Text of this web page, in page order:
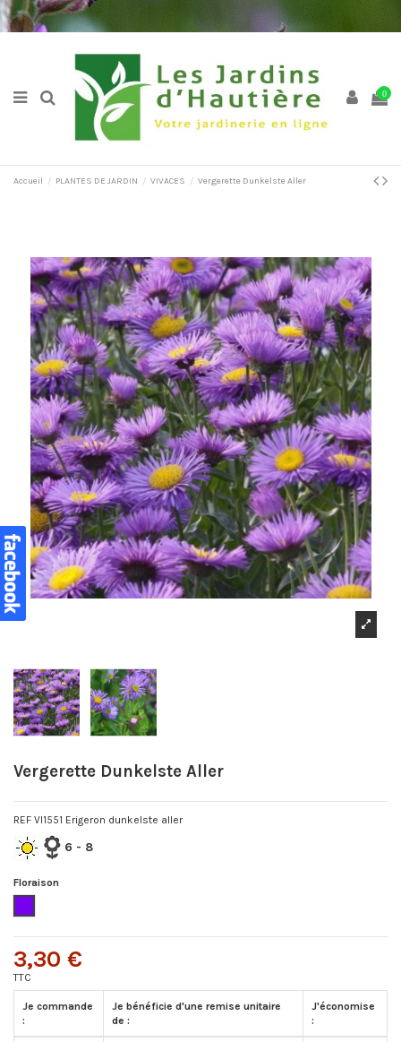
0
Accueil PLANTES DE JARDIN VIVACES Vergerette Dunkelste Aller
Vergerette Dunkelste Aller
REF VI1551 Erigeron dunkelste aller
6 - 8
Floraison
3,30 €
TTC
Je commande
:
Je bénéficie d'une remise unitaire
de :
J'économise
: